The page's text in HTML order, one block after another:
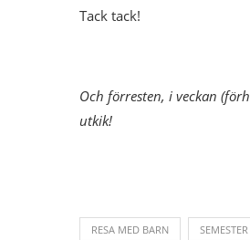
Tack tack!
Och förresten, i veckan
utkik!
RESA MED BARN SEMESTER